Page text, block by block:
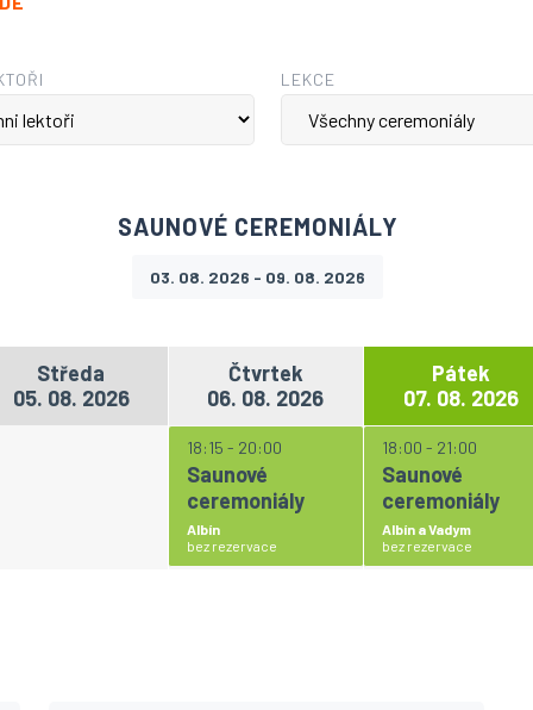
LEKCE
SAUNOVÉ CEREMONIÁLY
03. 08. 2026 - 09. 08. 2026
Středa
05. 08. 2026
Čtvrtek
06. 08. 2026
18:15 - 20:00
Saunové
ceremoniály
Albín
bez rezervace
Pátek
07. 08. 2026
18:00 - 21:00
Saunové
ceremoniály
Albín a Vadym
bez rezervace